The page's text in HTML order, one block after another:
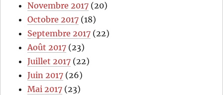
Novembre 2017 (20)
Octobre 2017 (18)
Septembre 2017 (22)
Août 2017 (23)
Juillet 2017 (22)
Juin 2017 (26)
Mai 2017 (23)